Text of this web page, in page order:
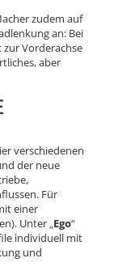
zudem auf
an: Bei
Vorderachse
aber
verschiedenen
der neue
Für
einer
Unter „Ego“
individuell mit
und